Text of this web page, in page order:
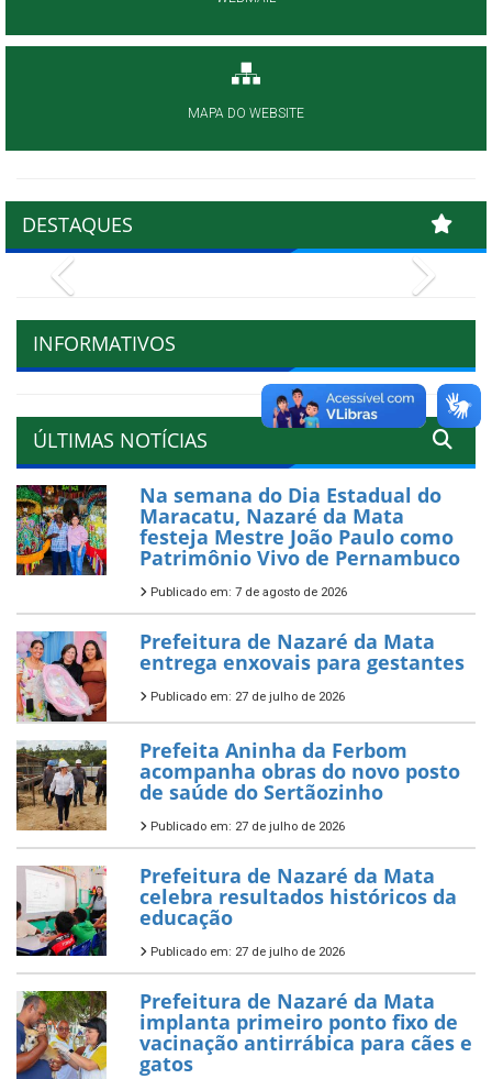
MAPA DO WEBSITE
DESTAQUES
INFORMATIVOS
ÚLTIMAS NOTÍCIAS
Na semana do Dia Estadual do
Maracatu, Nazaré da Mata
festeja Mestre João Paulo como
Patrimônio Vivo de Pernambuco
Publicado em: 7 de agosto de 2026
Prefeitura de Nazaré da Mata
entrega enxovais para gestantes
Publicado em: 27 de julho de 2026
Prefeita Aninha da Ferbom
acompanha obras do novo posto
de saúde do Sertãozinho
Publicado em: 27 de julho de 2026
Prefeitura de Nazaré da Mata
celebra resultados históricos da
educação
Publicado em: 27 de julho de 2026
Prefeitura de Nazaré da Mata
implanta primeiro ponto fixo de
vacinação antirrábica para cães e
gatos